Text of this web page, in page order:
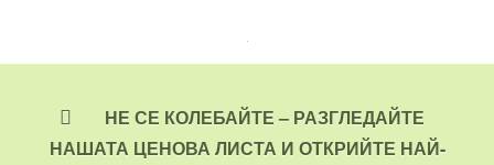
НЕ СЕ КОЛЕБАЙТЕ – РАЗГЛЕДАЙТЕ
НАШАТА ЦЕНОВА ЛИСТА И ОТКРИЙТЕ НАЙ-